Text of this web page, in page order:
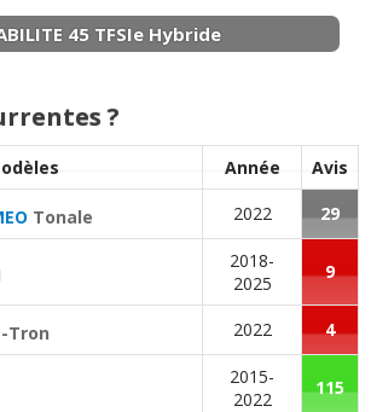
45 TFSIe Hybride
?
Année Avis
Tonale 2022 29
2018-
2025
9
Tron 2022 4
2015-
2022
115